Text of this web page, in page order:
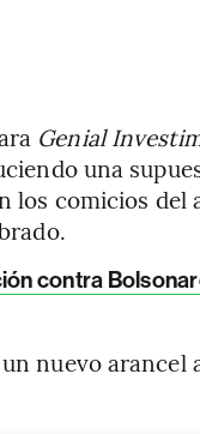
Genial
una
comicios del
contra
nuevo arancel